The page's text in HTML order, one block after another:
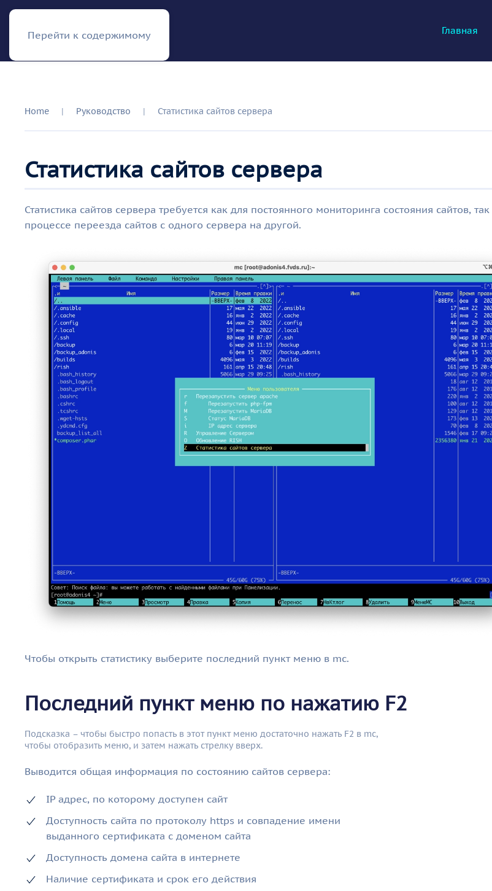
Перейти к содержимому
RISH Главная
Home Руководство Статистика сайтов сервера
Статистика сайтов сервера
Статистика сайтов сервера требуется как для постоянного мониторинга состояния сайтов,
процессе переезда сайтов с одного сервера на другой.
Чтобы открыть статистику выберите последний пункт меню в mc.
Последний пункт меню по нажатию F2
Подсказка – чтобы быстро попасть в этот пункт меню достаточно нажать F2 в mc,
чтобы отобразить меню, и затем нажать стрелку вверх.
Выводится общая информация по состоянию сайтов сервера:
IP адрес, по которому доступен сайт
Доступность сайта по протоколу https и совпадение имени
выданного сертификата с доменом сайта
Доступность домена сайта в интернете
Наличие сертификата и срок его действия